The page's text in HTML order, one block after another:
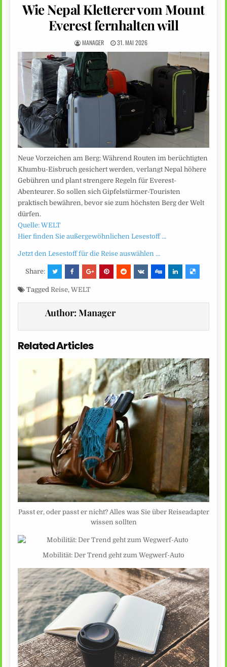
Wie Nepal Kletterer vom Mount
Everest fernhalten will
MANAGER 31. MAI 2026
Neue Vorzeichen am Berg: Während Routen im berüchtigten
Khumbu-Eisbruch gesichert werden, verlangt Nepal höhere
Gebühren und plant strengere Regeln für Everest-
Abenteurer. So sollen sich Gipfelstürmer-Touristen
praktisch bewähren, bevor sie zum höchsten Berg der Welt
dürfen.
Quelle: WELT
Hier finden Sie außergewöhnlichen Lesestoff …
Jetzt den Lesestoff für die Reise auswählen …
Share:
Tagged Reise,WELT
Author:Manager
Related Articles
Passt er, oder passt er nicht? Alles was Sie über Reiseadapter
wissen sollten
Mobilität: Der Trend geht zum Wegwerf-Auto